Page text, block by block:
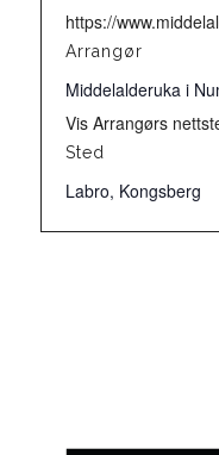
https://
Arrangør
Middelalderuka i
Vis Arrangørs
Sted
Labro, Kongsberg